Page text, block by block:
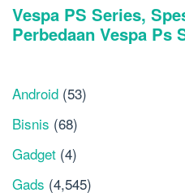
Android (53)
Bisnis (68)
Gadget (4)
Gads (4,545)